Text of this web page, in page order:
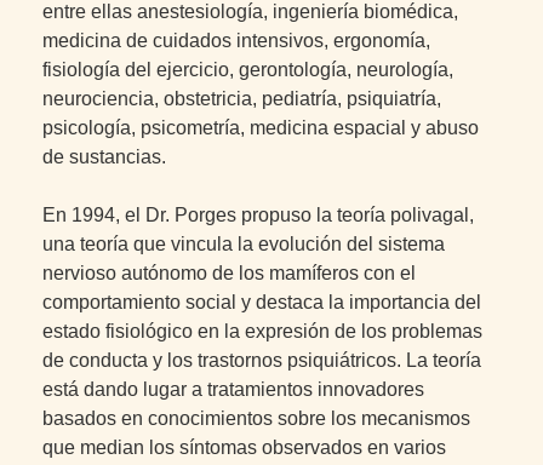
entre ellas anestesiología, ingeniería biomédica,
medicina de cuidados intensivos, ergonomía,
fisiología del ejercicio, gerontología, neurología,
neurociencia, obstetricia, pediatría, psiquiatría,
psicología, psicometría, medicina espacial y abuso
de sustancias.
En 1994, el Dr. Porges propuso la teoría polivagal,
una teoría que vincula la evolución del sistema
nervioso autónomo de los mamíferos con el
comportamiento social y destaca la importancia del
estado fisiológico en la expresión de los problemas
de conducta y los trastornos psiquiátricos. La teoría
está dando lugar a tratamientos innovadores
basados en conocimientos sobre los mecanismos
que median los síntomas observados en varios